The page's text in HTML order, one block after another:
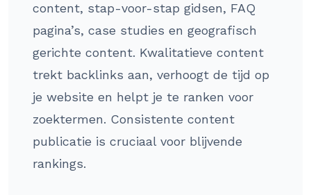
content, stap-voor-stap gidsen, FAQ
pagina’s, case studies en geografisch
gerichte content. Kwalitatieve content
trekt backlinks aan, verhoogt de tijd op
je website en helpt je te ranken voor
zoektermen. Consistente content
publicatie is cruciaal voor blijvende
rankings.